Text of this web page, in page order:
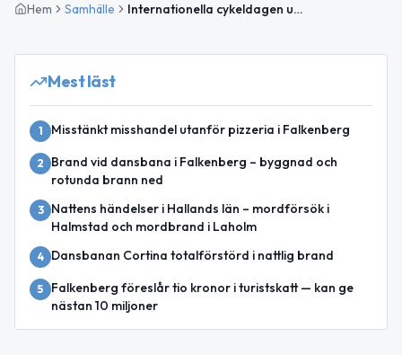
Hem Samhälle Internationella cykeldagen uppmärksammas – solig start på veckan
Mest läst
1 Misstänkt misshandel utanför pizzeria i Falkenberg
2
Brand vid dansbana i Falkenberg – byggnad och
rotunda brann ned
3
Nattens händelser i Hallands län – mordförsök i
Halmstad och mordbrand i Laholm
4 Dansbanan Cortina totalförstörd i nattlig brand
5
Falkenberg föreslår tio kronor i turistskatt — kan ge
nästan 10 miljoner